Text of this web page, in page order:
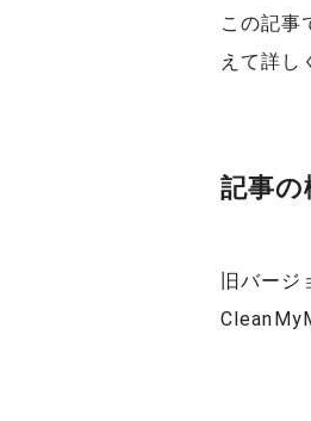
この記事
えて詳し
記事の
旧バー